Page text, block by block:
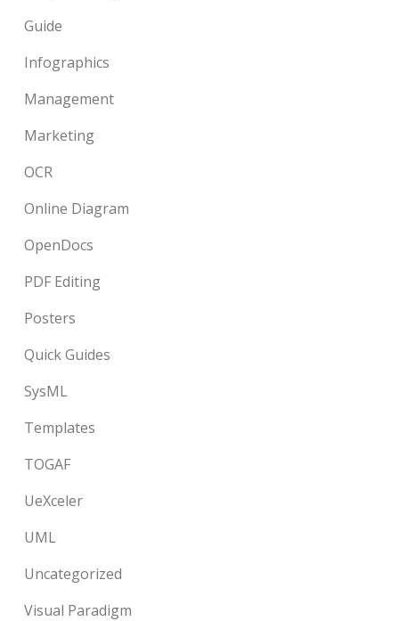
Guide
Infographics
Management
Marketing
OCR
Online Diagram
OpenDocs
PDF Editing
Posters
Quick Guides
SysML
Templates
TOGAF
UeXceler
UML
Uncategorized
Visual Paradigm